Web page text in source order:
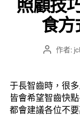
食
文
者
作者:
于長智齒時，很
皆會希望智齒快
都會建議各位不